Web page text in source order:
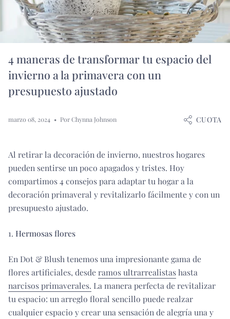
4 maneras de transformar tu espacio del
invierno a la primavera con un
presupuesto ajustado
marzo 08, 2024 Por Chynna Johnson CUOTA
Al retirar la decoración de invierno, nuestros hogares
pueden sentirse un poco apagados y tristes. Hoy
compartimos 4 consejos para adaptar tu hogar a la
decoración primaveral y revitalizarlo fácilmente y con un
presupuesto ajustado.
1. Hermosas flores
En Dot & Blush tenemos una impresionante gama de
flores artificiales, desderamos ultrarrealistashasta
narcisos primaverales. La manera perfecta de revitalizar
tu espacio: un arreglo floral sencillo puede realzar
cualquier espacio y crear una sensación de alegría una y